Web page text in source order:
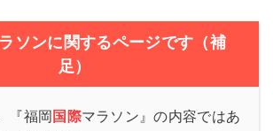
ソンに関するページです（補
足）
『福岡 国際マラソン』の内容ではあ